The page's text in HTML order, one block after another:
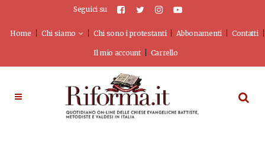
Seguici su
Home Chi siamo Chi sono i protestanti Abbonamenti Contatti
Il mio account Carrello